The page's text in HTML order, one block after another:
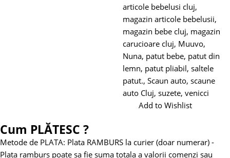
articole bebelusi cluj,
magazin articole bebelusii,
magazin bebe cluj, magazin
carucioare cluj, Muuvo,
Nuna, patut bebe, patut din
lemn, patut pliabil, saltele
patut., Scaun auto, scaune
auto Cluj, suzete, venicci
Add to Wishlist
Cum PLĂTESC ?
Metode de PLATA: Plata RAMBURS la curier (doar numerar) -
Plata ramburs poate sa fie suma totala a valorii comenzi sau